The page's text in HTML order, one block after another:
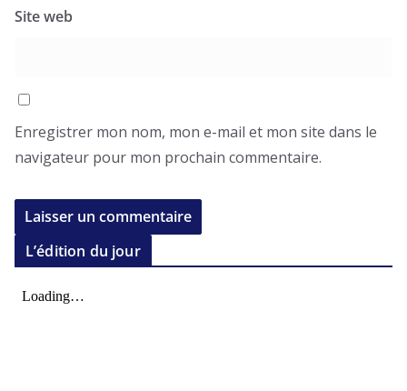
Site web
Enregistrer mon nom, mon e-mail et mon site dans le
navigateur pour mon prochain commentaire.
L’édition du jour